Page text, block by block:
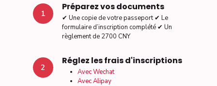
1
Préparez vos documents
✔ Une copie de votre passeport ✔ Le
formulaire d’inscription complété ✔ Un
règlement de 2700 CNY
2
Réglez les frais d'inscriptions
Avec Wechat
Avec Alipay